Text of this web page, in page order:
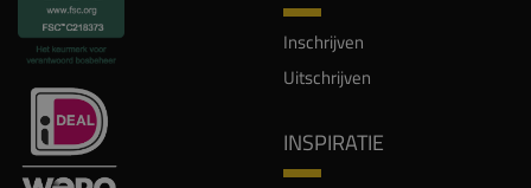
Inschrijven
Uitschrijven
INSPIRATIE